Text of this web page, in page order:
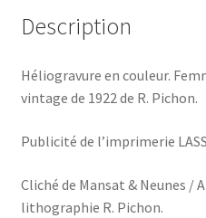
1922
Description
Héliogravure en couleur.
vintage de 1922 de R. Pichon.
Publicité de l’imprimerie
Cliché de Mansat & Neunes /
lithographie R. Pichon.